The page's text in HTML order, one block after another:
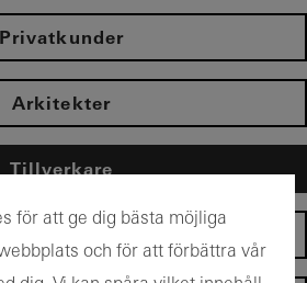
Privatkunder
Arkitekter
Tillverkare
och underhåll
för att ge dig bästa möjliga
och för att förbättra vår